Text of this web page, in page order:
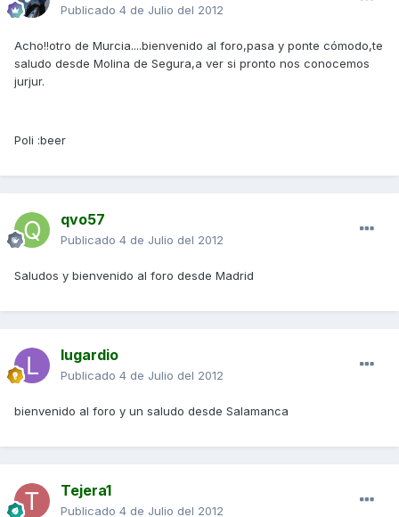
Publicado 4 de Julio del 2012
Acho!!otro de Murcia....bienvenido al foro,pasa y ponte cómodo,te
saludo desde Molina de Segura,a ver si pronto nos conocemos
jurjur.
Poli :beer
qvo57
Publicado 4 de Julio del 2012
Saludos y bienvenido al foro desde Madrid
lugardio
Publicado 4 de Julio del 2012
bienvenido al foro y un saludo desde Salamanca
Tejera1
Publicado 4 de Julio del 2012